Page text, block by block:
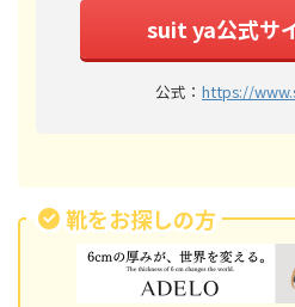
suit ya公式サ
公式： https://
靴をお探しの方